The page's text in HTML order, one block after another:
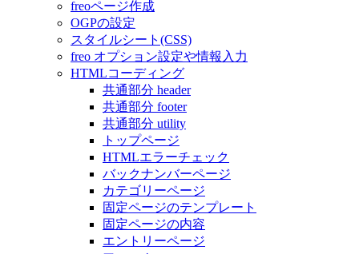
freoページ作成
OGPの設定
スタイルシート(CSS)
freo オプション設定や情報入力
HTMLコーディング
共通部分 header
共通部分 footer
共通部分 utility
トップページ
HTMLエラーチェック
バックナンバーページ
カテゴリーページ
固定ページのテンプレート
固定ページの内容
エントリーページ